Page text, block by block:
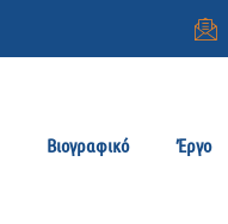
Βιογραφικό Έργο